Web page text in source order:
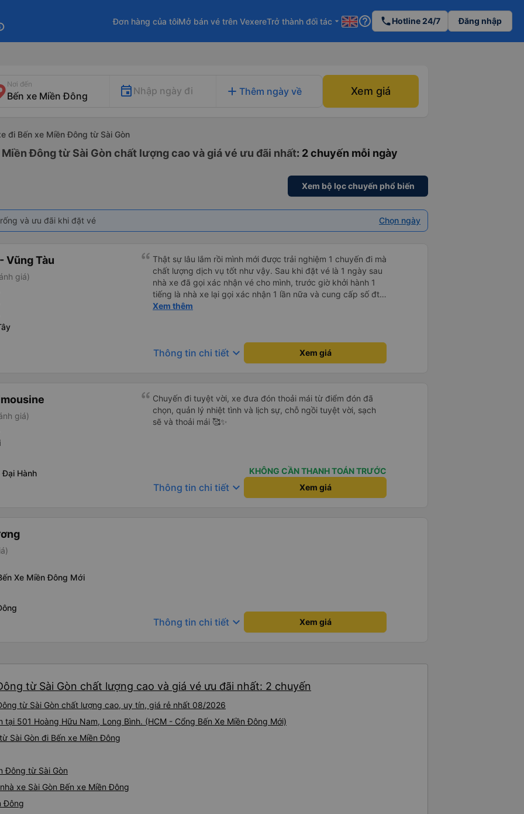
Đơn hàng của tôiMở bán vé trên VexereTrở thành đối tác arrow_drop_down help_outline phoneHotline 24/7 Đăng nhập
Nơi đến
Nhập ngày đi add Thêm ngày về Xem giá
đi Bến xe Miền Đông từ Sài Gòn
Đông từ Sài Gòn chất lượng cao và giá vé ưu đãi nhất: 2 chuyến mỗi ngày
Xem bộ lọc chuyến phổ biến
và ưu đãi khi đặt vé Chọn ngày
Vũng Tàu
giá)
Thật sự lâu lắm rồi mình mới được trải nghiệm 1 chuyến đi mà
chất lượng dịch vụ tốt như vậy. Sau khi đặt vé là 1 ngày sau
nhà xe đã gọi xác nhận vé cho mình, trước giờ khởi hành 1
tiếng là nhà xe lại gọi xác nhận 1 lần nữa và cung cấp số đt
của bác tài và số xe. Dịch vụ tốt, xe sạch sẽ và bác tài chạy
Xem thêm
Thông tin chi tiết keyboard_arrow_down Xem giá
giá)
Đại Hành
Chuyến đi tuyệt vời, xe đưa đón thoải mái từ điểm đón đã
chọn, quản lý nhiệt tình và lịch sự, chỗ ngồi tuyệt vời, sạch
sẽ và thoải mái 🥰✨
KHÔNG CẦN THANH TOÁN TRƯỚC
Thông tin chi tiết keyboard_arrow_down Xem giá
Xe Miền Đông Mới
Thông tin chi tiết keyboard_arrow_down Xem giá
từ Sài Gòn chất lượng cao và giá vé ưu đãi nhất: 2 chuyến
từ Sài Gòn chất lượng cao, uy tín, giá rẻ nhất 08/2026
tại 501 Hoàng Hữu Nam, Long Bình. (HCM - Cổng Bến Xe Miền Đông Mới)
Sài Gòn đi Bến xe Miền Đông
Đông từ Sài Gòn
xe Sài Gòn Bến xe Miền Đông
Đông